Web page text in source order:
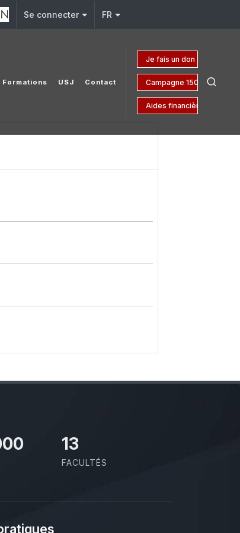
Se connecter FR
Je fais un don
Campagne 150 ans
Aides financières
Formations USJ Contact
13
FACULTÉS